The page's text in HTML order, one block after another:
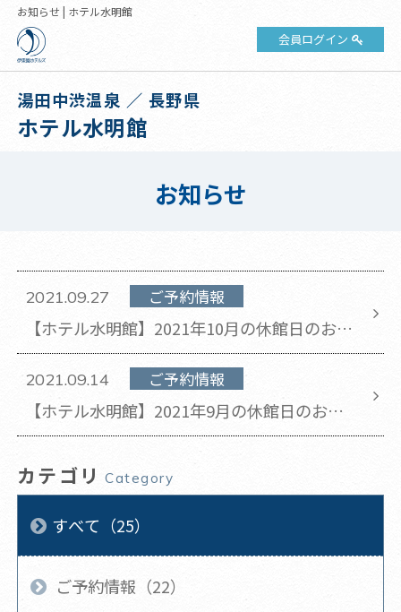
お知らせ | ホテル水明館
会員ログイン
湯田中渋温泉 ／ 長野県
ホテル水明館
お知らせ
2021.09.27 ご予約情報
【ホテル水明館】2021年10月の休館日のお知
らせ
2021.09.14 ご予約情報
【ホテル水明館】2021年9月の休館日のお知
らせ(2021年9月14日 更新)
カテゴリ Category
すべて（25）
ご予約情報（22）